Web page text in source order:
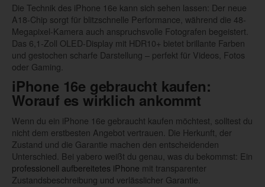
Die Technik des iPhone 16e kann sich sehen lassen: Der neue
A18-Chip sorgt für blitzschnelle Performance, während die 48-
Megapixel-Kamera auch anspruchsvolle Fotografen begeistert.
Das 6,1-Zoll OLED-Display mit HDR10+ bietet brillante Farben
und gestochen scharfe Darstellung – perfekt für Videos, Fotos
oder Gaming.
iPhone 16e gebraucht kaufen:
Worauf es wirklich ankommt
Wenn du ein iPhone 16e gebraucht kaufen möchtest, solltest du
nicht dem erstbesten Angebot vertrauen. Die Herkunft, der
Zustand und die Garantie machen den entscheidenden
Unterschied. Bei yabero weißt du genau, was du bekommst: Ein
professionell aufbereitetes iPhone mit transparenter
Zustandsbeschreibung und verlässlicher Garantie.